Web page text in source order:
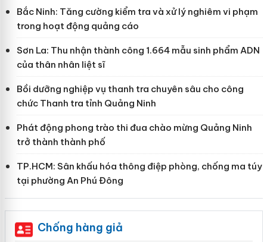
Bắc Ninh: Tăng cường kiểm tra và xử lý nghiêm vi phạm
trong hoạt động quảng cáo
Sơn La: Thu nhận thành công 1.664 mẫu sinh phẩm ADN
của thân nhân liệt sĩ
Bồi dưỡng nghiệp vụ thanh tra chuyên sâu cho công
chức Thanh tra tỉnh Quảng Ninh
Phát động phong trào thi đua chào mừng Quảng Ninh
trở thành thành phố
TP.HCM: Sân khấu hóa thông điệp phòng, chống ma túy
tại phường An Phú Đông
Chống hàng giả